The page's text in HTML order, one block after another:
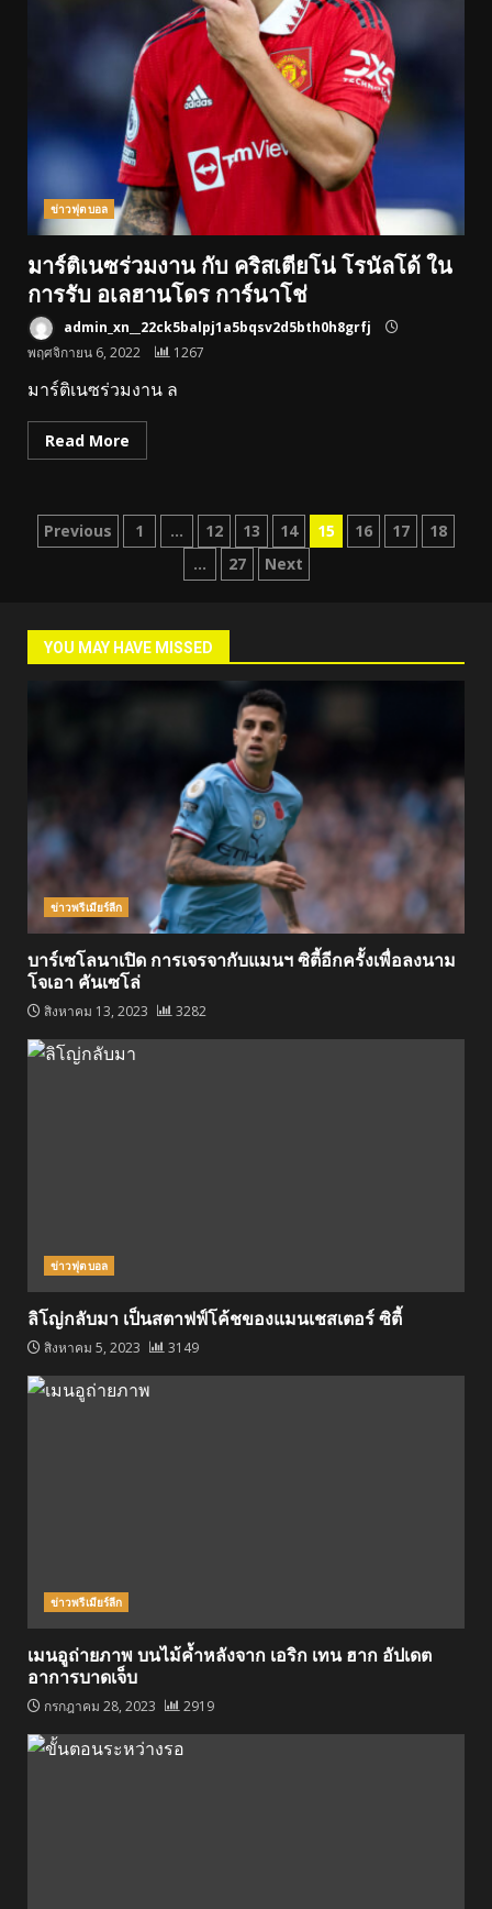
ข่าวฟุตบอล
มาร์ติเนซร่วมงาน กับ คริสเตียโน่ โรนัลโด้ ใน
การรับ อเลฮานโดร การ์นาโช่
admin_xn__22ck5balpj1a5bqsv2d5bth0h8grfj
พฤศจิกายน 6, 2022
1267
มาร์ติเนซร่วมงาน ล
Read More
Posts
pagination
Previous 1 … 12 13 14 15 16 17
18
…
27 Next
YOU MAY HAVE MISSED
ข่าวพรีเมียร์ลีก
บาร์เซโลนาเปิด การเจรจากับแมนฯ ซิตี้อีกครั้งเพื่อลงนาม
โจเอา คันเซโล่
สิงหาคม 13, 2023 3282
ข่าวฟุตบอล
ลิโญ่กลับมา เป็นสตาฟฟ์โค้ชของแมนเชสเตอร์ ซิตี้
สิงหาคม 5, 2023 3149
ข่าวพรีเมียร์ลีก
เมนอูถ่ายภาพ บนไม้ค้ำหลังจาก เอริก เทน ฮาก อัปเดต
อาการบาดเจ็บ
กรกฎาคม 28, 2023 2919